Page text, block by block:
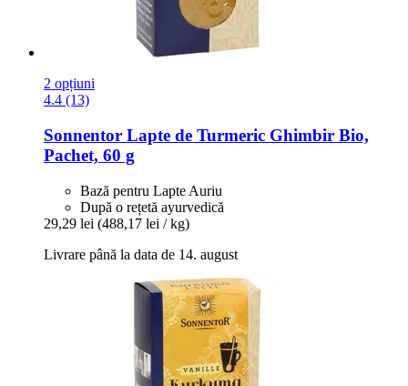
2 opțiuni
4.4 (13)
Sonnentor Lapte de Turmeric Ghimbir Bio,
Pachet, 60 g
Bază pentru Lapte Auriu
După o rețetă ayurvedică
29,29 lei (488,17 lei / kg)
Livrare până la data de 14. august